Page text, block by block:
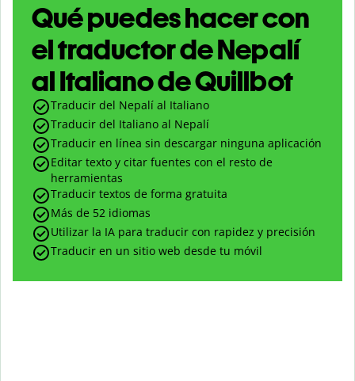
Qué puedes hacer con
el traductor de Nepalí
al Italiano de Quillbot
Traducir del Nepalí al Italiano
Traducir del Italiano al Nepalí
Traducir en línea sin descargar ninguna aplicación
Editar texto y citar fuentes con el resto de
herramientas
Traducir textos de forma gratuita
Más de 52 idiomas
Utilizar la IA para traducir con rapidez y precisión
Traducir en un sitio web desde tu móvil